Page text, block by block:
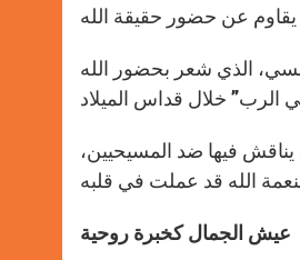
الذي شعر بحضور الله
فيها ضد المسيحيين،
عيش الجمال كخبرة روحية